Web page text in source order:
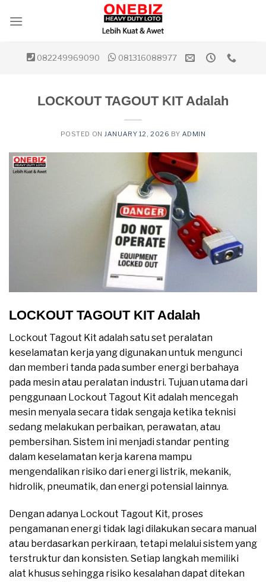
082249969090 081316088977
LOCKOUT TAGOUT KIT Adalah
POSTED ON JANUARY 12, 2026 BY ADMIN
LOCKOUT TAGOUT KIT Adalah
Lockout Tagout Kit adalah satu set peralatan
keselamatan kerja yang digunakan untuk mengunci
dan memberi tanda pada sumber energi berbahaya
pada mesin atau peralatan industri. Tujuan utama dari
penggunaan Lockout Tagout Kit adalah mencegah
mesin menyala secara tidak sengaja ketika teknisi
sedang melakukan perbaikan, perawatan, atau
pembersihan. Sistem ini menjadi standar penting
dalam keselamatan kerja karena mampu
mengendalikan risiko dari energi listrik, mekanik,
hidrolik, pneumatik, dan energi potensial lainnya.
Dengan adanya Lockout Tagout Kit, proses
pengamanan energi tidak lagi dilakukan secara manual
atau berdasarkan perkiraan, tetapi melalui sistem yang
terstruktur dan konsisten. Setiap langkah memiliki
alat khusus sehingga risiko kesalahan dapat ditekan